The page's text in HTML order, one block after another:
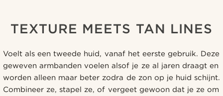
TEXTURE MEETS TAN LINES
Voelt als een tweede huid, vanaf het eerste gebruik. Deze
geweven armbanden voelen alsof je ze al jaren draagt en
worden alleen maar beter zodra de zon op je huid schijnt.
Combineer ze, stapel ze, of vergeet gewoon dat je ze om